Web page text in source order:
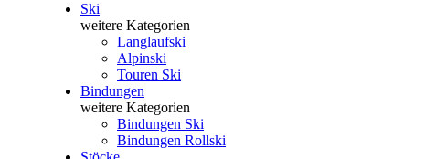
Ski
weitere Kategorien
Langlaufski
Alpinski
Touren Ski
Bindungen
weitere Kategorien
Bindungen Ski
Bindungen Rollski